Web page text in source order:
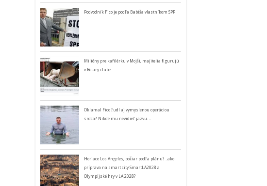
Podvodník Fico je podľa Babiša vlastníkom SPP
Milióny pre kafilérku v Mojši, majitelia figurujú
v Rotary clube
Oklamal Fico ľudí aj vymyslenou operáciou
srdca? Nikde mu nevidieť jazvu…
Horiace Los Angeles, požiar podľa plánu? ..ako
príprava na smart city SmartLA2028 a
Olympijské hry v LA 2028?